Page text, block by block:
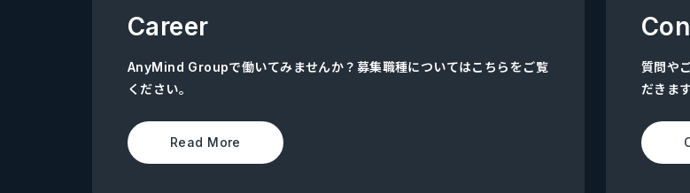
Career
AnyMind Groupで働いてみませんか？募集職種についてはこちらをご覧
ください。
Read More
質問や
だきます